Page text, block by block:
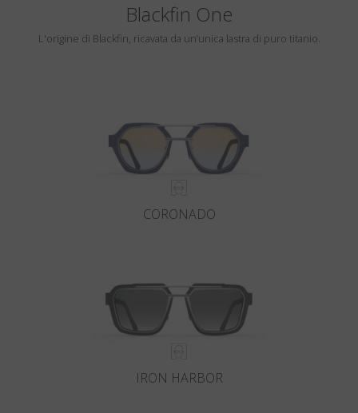
Blackfin One
L'origine di Blackfin, ricavata da un’unica lastra di puro titanio.
CORONADO
IRON HARBOR